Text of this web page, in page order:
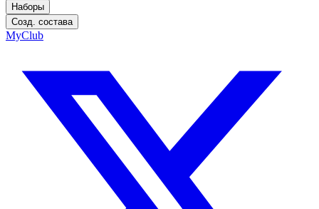
Наборы
Созд. состава
MyClub